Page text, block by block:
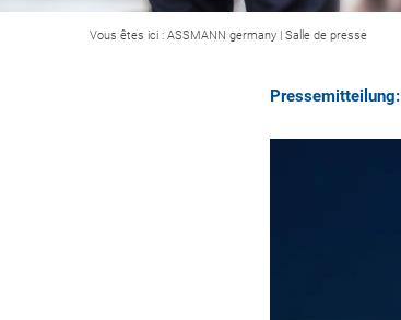
Vous êtes ici : ASSMANN germany | Salle de presse
Pressemitteilung: